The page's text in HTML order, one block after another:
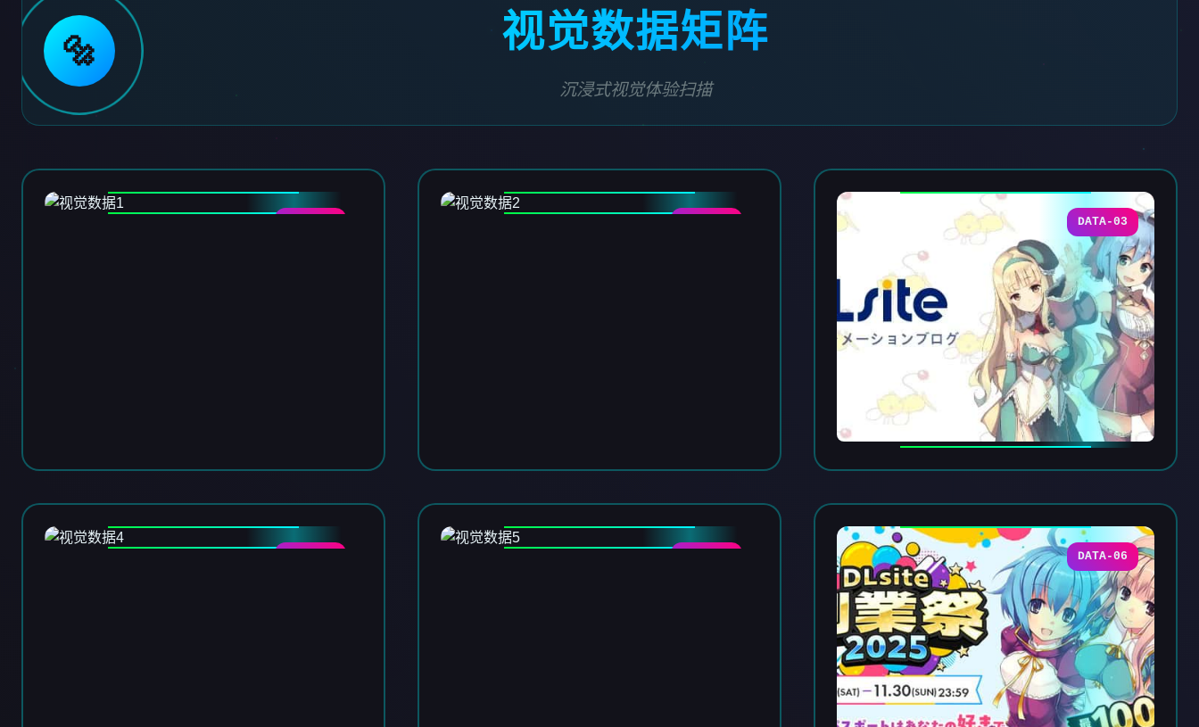
🔩 视觉数据矩阵
沉浸式视觉体验扫描
DATA-03
DATA-06